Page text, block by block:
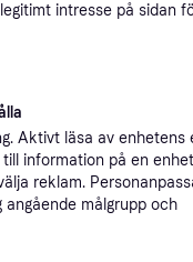
intresse på sidan
Aktivt läsa av enhetens
information på en
reklam.
målgrupp och